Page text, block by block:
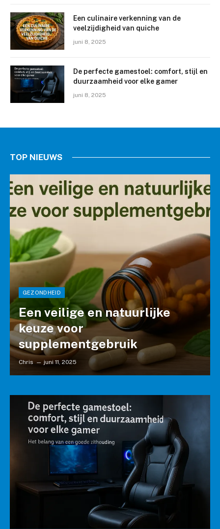
Een culinaire verkenning van de
veelzijdigheid van quiche
juni 8, 2025
De perfecte gamestoel: comfort, stijl en
duurzaamheid voor elke gamer
juni 8, 2025
TOP NIEUWS
GEZONDHEID
Een veilige en natuurlijke
keuze voor
supplementgebruik
Chris juni 11, 2025